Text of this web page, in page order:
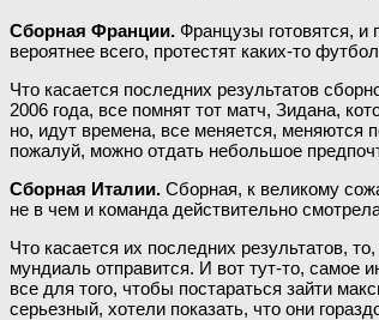
Сборная Франции. Французы готовятся, и
вероятнее всего, протестят каких-то
Что касается последних результатов
2006 года, все помнят тот матч, Зидана,
но, идут времена, все меняется, меняются
пожалуй, можно отдать небольшое
Сборная Италии. Сборная, к великому
не в чем и команда действительно
Что касается их последних результатов,
мундиаль отправится. И вот тут-то, самое
все для того, чтобы постараться зайти
серьезный, хотели показать, что они